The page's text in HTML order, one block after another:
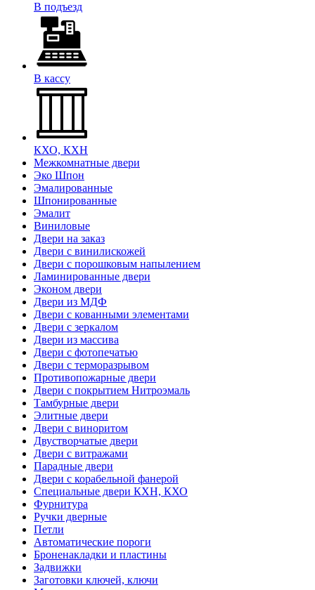
В подъезд
В кассу
КХО, КХН
Межкомнатные двери
Эко Шпон
Эмалированные
Шпонированные
Эмалит
Виниловые
Двери на заказ
Двери с винилискожей
Двери с порошковым напылением
Ламинированные двери
Эконом двери
Двери из МДФ
Двери с кованными элементами
Двери с зеркалом
Двери из массива
Двери с фотопечатью
Двери с терморазрывом
Противопожарные двери
Двери с покрытием Нитроэмаль
Тамбурные двери
Элитные двери
Двери с виноритом
Двустворчатые двери
Двери с витражами
Парадные двери
Двери с корабельной фанерой
Специальные двери КХН, КХО
Фурнитура
Ручки дверные
Петли
Автоматические пороги
Броненакладки и пластины
Задвижки
Заготовки ключей, ключи